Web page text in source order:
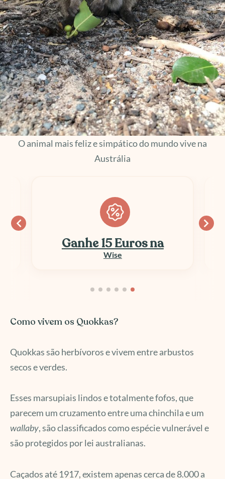
O animal mais feliz e simpático do mundo vive na
Austrália
Ganhe 15 Euros na
Wise
Como vivem os Quokkas?
Quokkas são herbívoros e vivem entre arbustos
secos e verdes.
Esses marsupiais lindos e totalmente fofos, que
parecem um cruzamento entre uma chinchila e um
wallaby, são classificados como espécie vulnerável e
são protegidos por lei australianas.
Caçados até 1917, existem apenas cerca de 8.000 a